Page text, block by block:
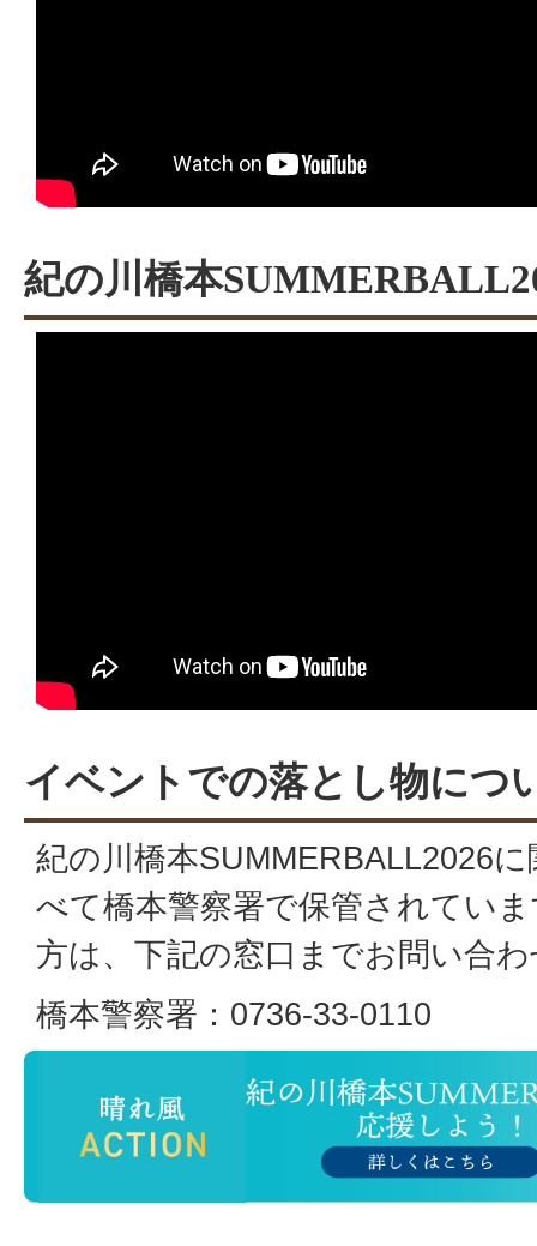
紀の川橋本
イベントでの落とし物につ
紀の川橋本SUMMERBALL2026
べて橋本警察署で保管されてい
方は、下記の窓口までお問い合
橋本警察署：0736-33-0110